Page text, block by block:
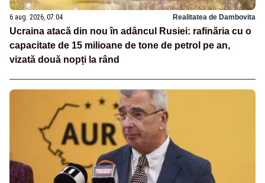
6 aug. 2026, 07:04 Realitatea de Dambovita
Ucraina atacă din nou în adâncul Rusiei: rafinăria cu o
capacitate de 15 milioane de tone de petrol pe an,
vizată două nopți la rând